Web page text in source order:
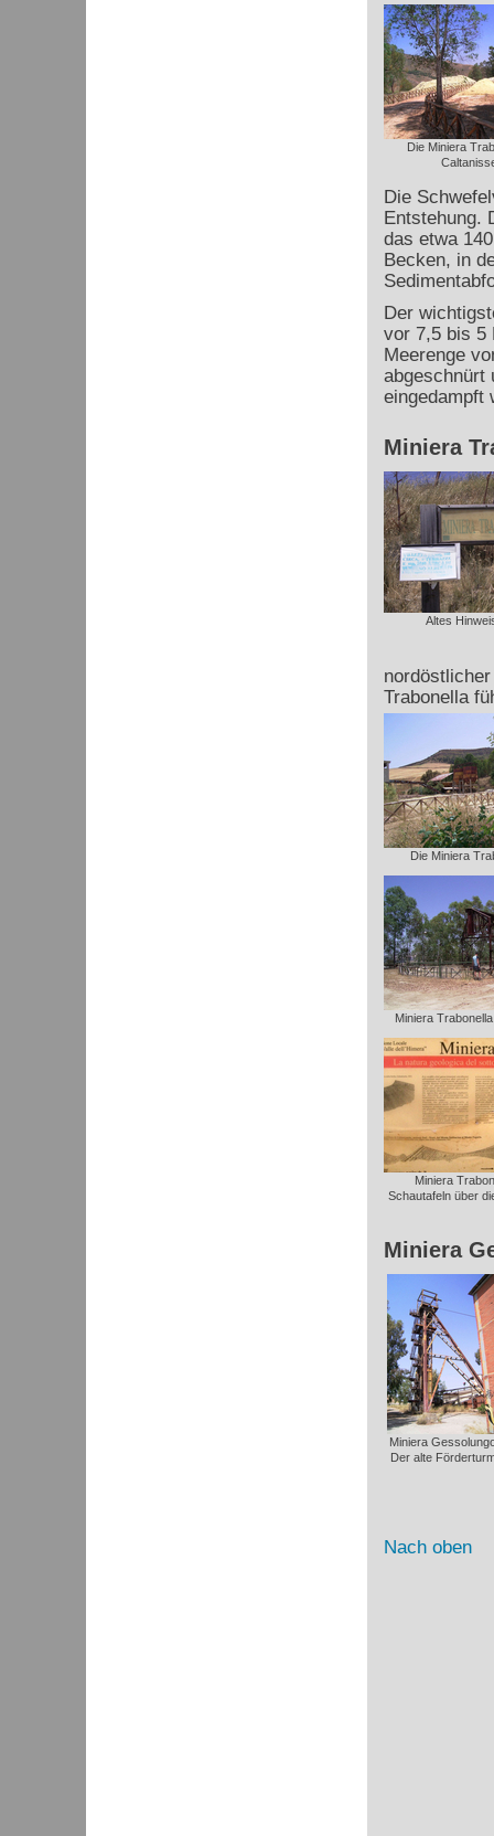
Die Miniera
Die
Entstehung.
das etwa
Becken, in
Der
vor 7,5 bis 5
Meerenge
abgeschnürt
eingedampft
Miniera
Altes
Trabonella
Die Miniera
Miniera
Miniera
Schautafeln über
Miniera
Miniera
Der alte
Nach oben